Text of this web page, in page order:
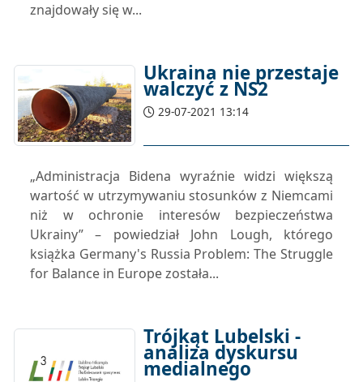
znajdowały się w...
Ukraina nie przestaje
walczyć z NS2
29-07-2021 13:14
„Administracja Bidena wyraźnie widzi większą
wartość w utrzymywaniu stosunków z Niemcami
niż w ochronie interesów bezpieczeństwa
Ukrainy” – powiedział John Lough, którego
książka Germany's Russia Problem: The Struggle
for Balance in Europe została...
Trójkąt Lubelski -
analiza dyskursu
medialnego